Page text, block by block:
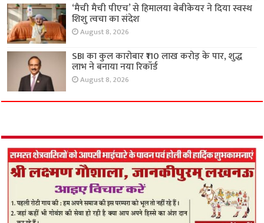
‘मैची मैची पीएच’ से हिमालया बेबीकेयर ने दिया स्वस्थ
शिशु त्वचा का संदेश
August 8, 2026
SBI का कुल कारोबार ₹110 लाख करोड़ के पार, शुद्ध
लाभ ने बनाया नया रिकॉर्ड
August 8, 2026